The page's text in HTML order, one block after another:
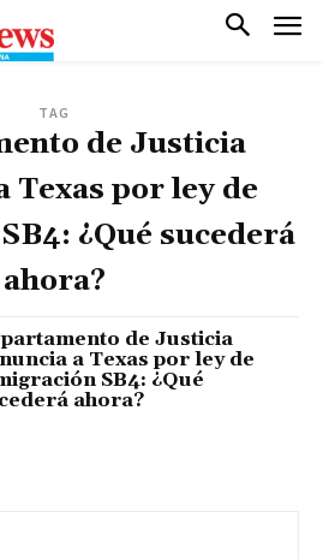
TAG
de Justicia
Texas por ley de
¿Qué sucederá
ahora?
de Justicia
a Texas por ley de
SB4: ¿Qué
ahora?